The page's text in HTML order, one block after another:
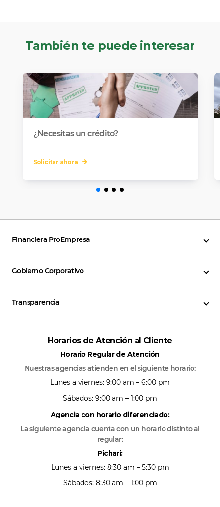
También te puede interesar
¿Necesitas un crédito?
Solicitar ahora
Financiera ProEmpresa
Gobierno Corporativo
Transparencia
Horarios de Atención al Cliente
Horario Regular de Atención
Nuestras agencias atienden en el siguiente horario:
Lunes a viernes: 9:00 am – 6:00 pm
Sábados: 9:00 am – 1:00 pm
Agencia con horario diferenciado:
La siguiente agencia cuenta con un horario distinto al
regular:
Pichari:
Lunes a viernes: 8:30 am – 5:30 pm
Sábados: 8:30 am – 1:00 pm